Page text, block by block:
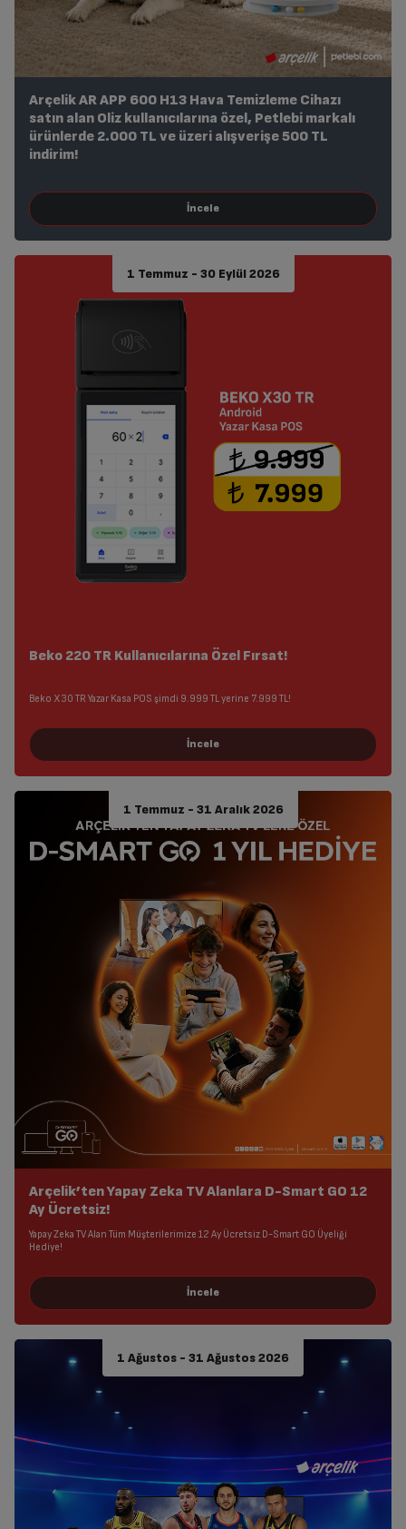
Arçelik AR APP 600 H13 Hava Temizleme Cihazı
satın alan Oliz kullanıcılarına özel, Petlebi markalı
ürünlerde 2.000 TL ve üzeri alışverişe 500 TL
indirim!
1 Temmuz - 30 Eylül 2026
Beko 220 TR Kullanıcılarına Özel Fırsat!
Beko X30 TR Yazar Kasa POS şimdi 9.999 TL yerine 7.999 TL!
1 Temmuz - 31 Aralık 2026
Arçelik’ten Yapay Zeka TV Alanlara D-Smart GO 12
Ay Ücretsiz!
Yapay Zeka TV Alan Tüm Müşterilerimize 12 Ay Ücretsiz D-Smart GO Üyeliği
Hediye!
1 Ağustos - 31 Ağustos 2026